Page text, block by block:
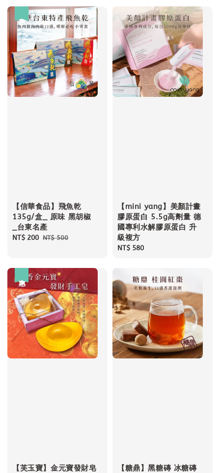
【信華食品】飛魚乾
135g/盒_ 原味 黑胡椒
_台東名產
Sale
NT$ 200 Regular
NT$ 500
【mini yang】美顏計畫
膠原蛋白 5.5g高劑量 德
國專利水解膠原蛋白 升
級複方
Regular
NT$ 580
【芙玉寶】金元寶發財皂
【糖鼎】黑糖磚 冰糖磚